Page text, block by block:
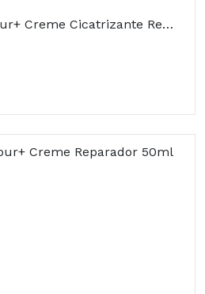
A-Derma Dermalibour+ Creme Cicatrizante Reparador 50ml